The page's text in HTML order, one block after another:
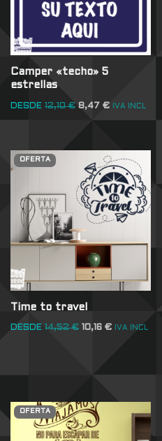
Camper «techo» 5
estrellas
DESDE 12,10€ 8,47 € IVA INCL
OFERTA
Time to travel
DESDE 14,52€ 10,16 € IVA INCL
OFERTA